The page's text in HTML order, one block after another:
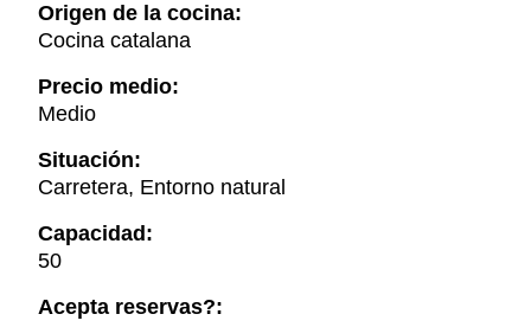
Origen de la cocina:
Cocina catalana
Precio medio:
Medio
Situación:
Carretera, Entorno natural
Capacidad:
50
Acepta reservas?: